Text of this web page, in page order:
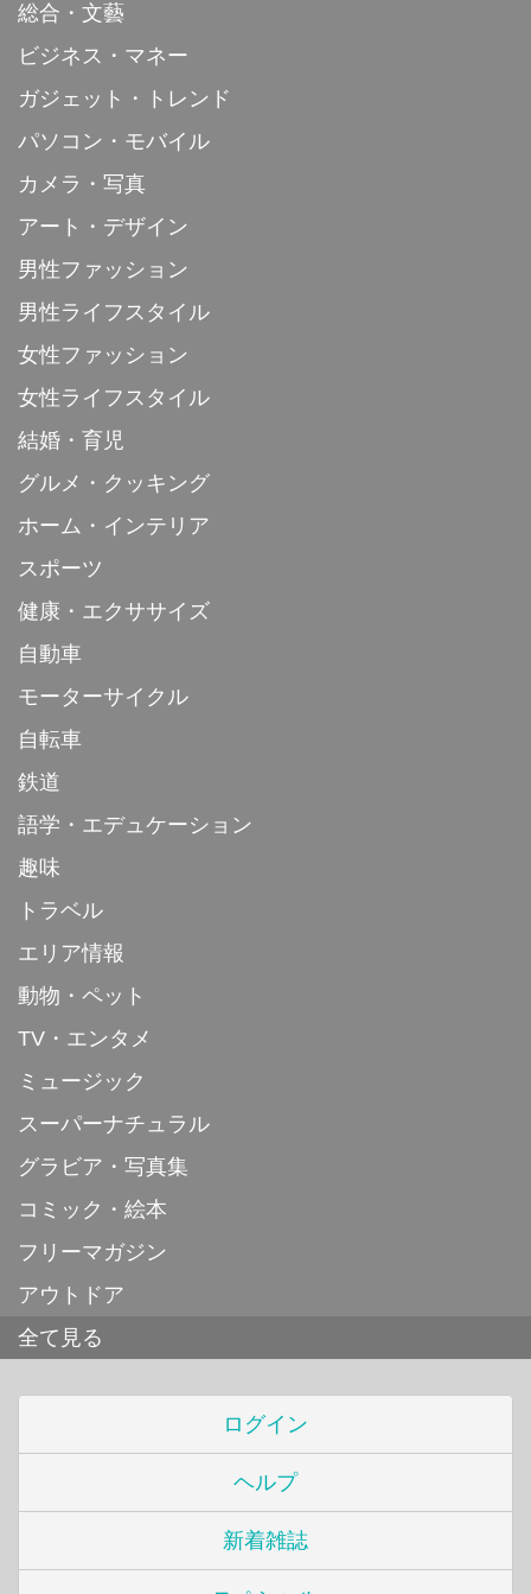
総合・文藝
ビジネス・マネー
ガジェット・トレンド
パソコン・モバイル
カメラ・写真
アート・デザイン
男性ファッション
男性ライフスタイル
女性ファッション
女性ライフスタイル
結婚・育児
グルメ・クッキング
ホーム・インテリア
スポーツ
健康・エクササイズ
自動車
モーターサイクル
自転車
鉄道
語学・エデュケーション
趣味
トラベル
エリア情報
動物・ペット
TV・エンタメ
ミュージック
スーパーナチュラル
グラビア・写真集
コミック・絵本
フリーマガジン
アウトドア
全て見る
ログイン
ヘルプ
新着雑誌